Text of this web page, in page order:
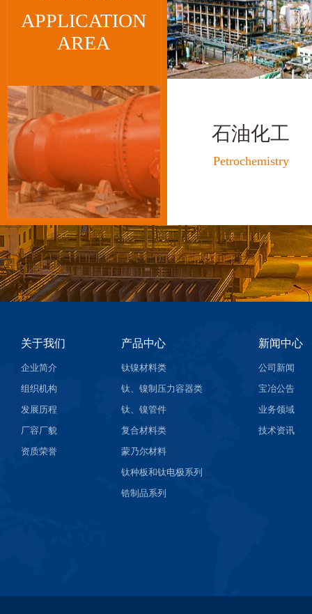
APPLICATION
AREA
石油化工
Petrochemistry
关于我们
企业简介
组织机构
发展历程
厂容厂貌
资质荣誉
产品中心
钛镍材料类
钛、镍制压力容器类
钛、镍管件
复合材料类
蒙乃尔材料
钛种板和钛电极系列
锆制品系列
新闻中心
公司新闻
宝冶公告
业务领域
技术资讯